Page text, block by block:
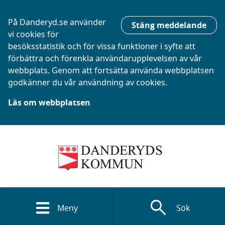
Stäng meddelande
På Danderyd.se använder
vi cookies för
besöksstatistik och för vissa funktioner i syfte att
förbättra och förenkla användarupplevelsen av vår
webbplats. Genom att fortsätta använda webbplatsen
godkänner du vår användning av cookies.
Läs om webbplatsen
Meny search Sök